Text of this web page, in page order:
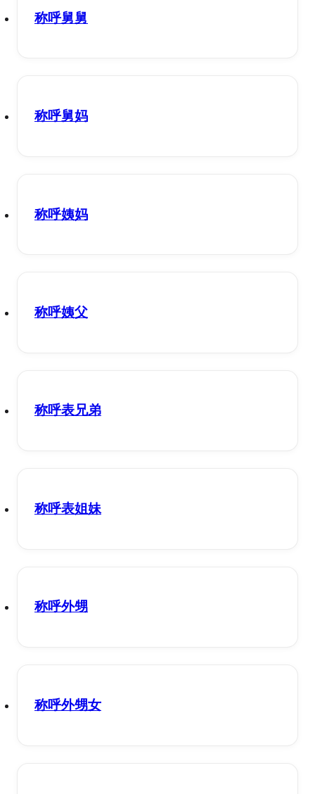
称呼舅舅
称呼舅妈
称呼姨妈
称呼姨父
称呼表兄弟
称呼表姐妹
称呼外甥
称呼外甥女